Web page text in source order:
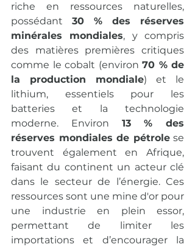
riche en ressources naturelles,
possédant 30 % des réserves
minérales mondiales, y compris
des matières premières critiques
comme le cobalt (environ 70 % de
la production mondiale) et le
lithium, essentiels pour les
batteries et la technologie
moderne. Environ 13 % des
réserves mondiales de pétrole se
trouvent également en Afrique,
faisant du continent un acteur clé
dans le secteur de l’énergie. Ces
ressources sont une mine d'or pour
une industrie en plein essor,
permettant de limiter les
importations et d’encourager la